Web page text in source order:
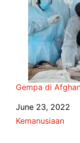
Gempa di
Date
June 23, 2022
In relation to
Kemanusiaan